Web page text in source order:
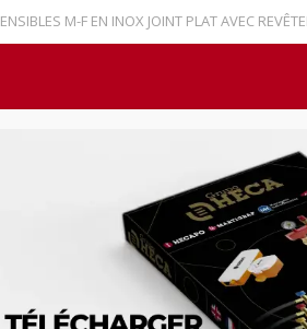
M-F EN INOX JOINT PLAT AVEC
Contact Español
RÉFRIGÉRATION